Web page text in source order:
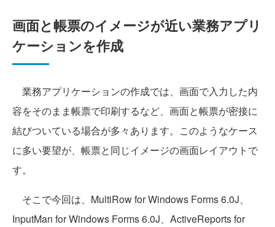
画面と帳票のイメージが近い業務アプリ
ケーションを作成
業務アプリケーションの作成では、画面で入力した内
容をそのまま帳票で印刷するなど、画面と帳票が密接に
結びついている場合が多々あります。このようなケース
に多い要望が、帳票と同じイメージの画面レイアウトで
す。
そこで今回は、MultiRow for Windows Forms 6.0J、
InputMan for Windows Forms 6.0J、ActiveReports for